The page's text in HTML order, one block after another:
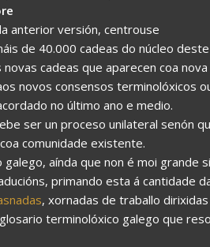
anterior versión, centrouse
de 40.000 cadeas do núcleo deste
cadeas que aparecen coa nova
novos consensos terminolóxicos
no último ano e medio.
ser un proceso unilateral senón
comunidade existente.
aínda que non é moi grande
primando esta á cantidade
, xornadas de traballo
terminolóxico galego que